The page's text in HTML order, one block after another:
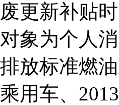
废更新补贴
对象为个人
排放标准燃
乘用车、